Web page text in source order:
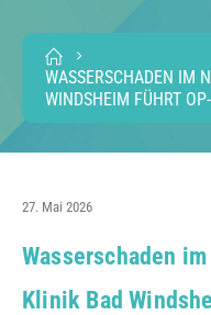
WASSERSCHADEN IM
WINDSHEIM FÜHRT
27. Mai 2026
Wasserschaden
Klinik Bad